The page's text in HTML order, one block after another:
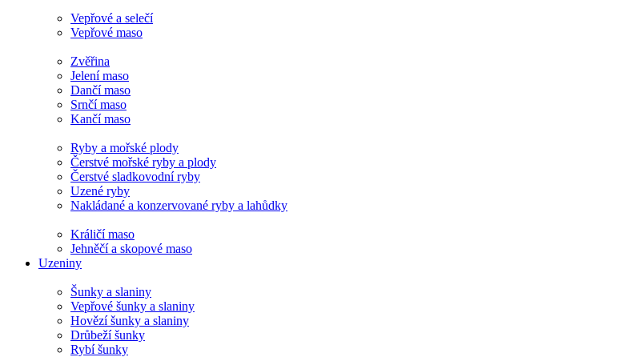
Vepřové a selečí
Vepřové maso
Zvěřina
Jelení maso
Dančí maso
Srnčí maso
Kančí maso
Ryby a mořské plody
Čerstvé mořské ryby a plody
Čerstvé sladkovodní ryby
Uzené ryby
Nakládané a konzervované ryby a lahůdky
Králičí maso
Jehněčí a skopové maso
Uzeniny
Šunky a slaniny
Vepřové šunky a slaniny
Hovězí šunky a slaniny
Drůbeží šunky
Rybí šunky